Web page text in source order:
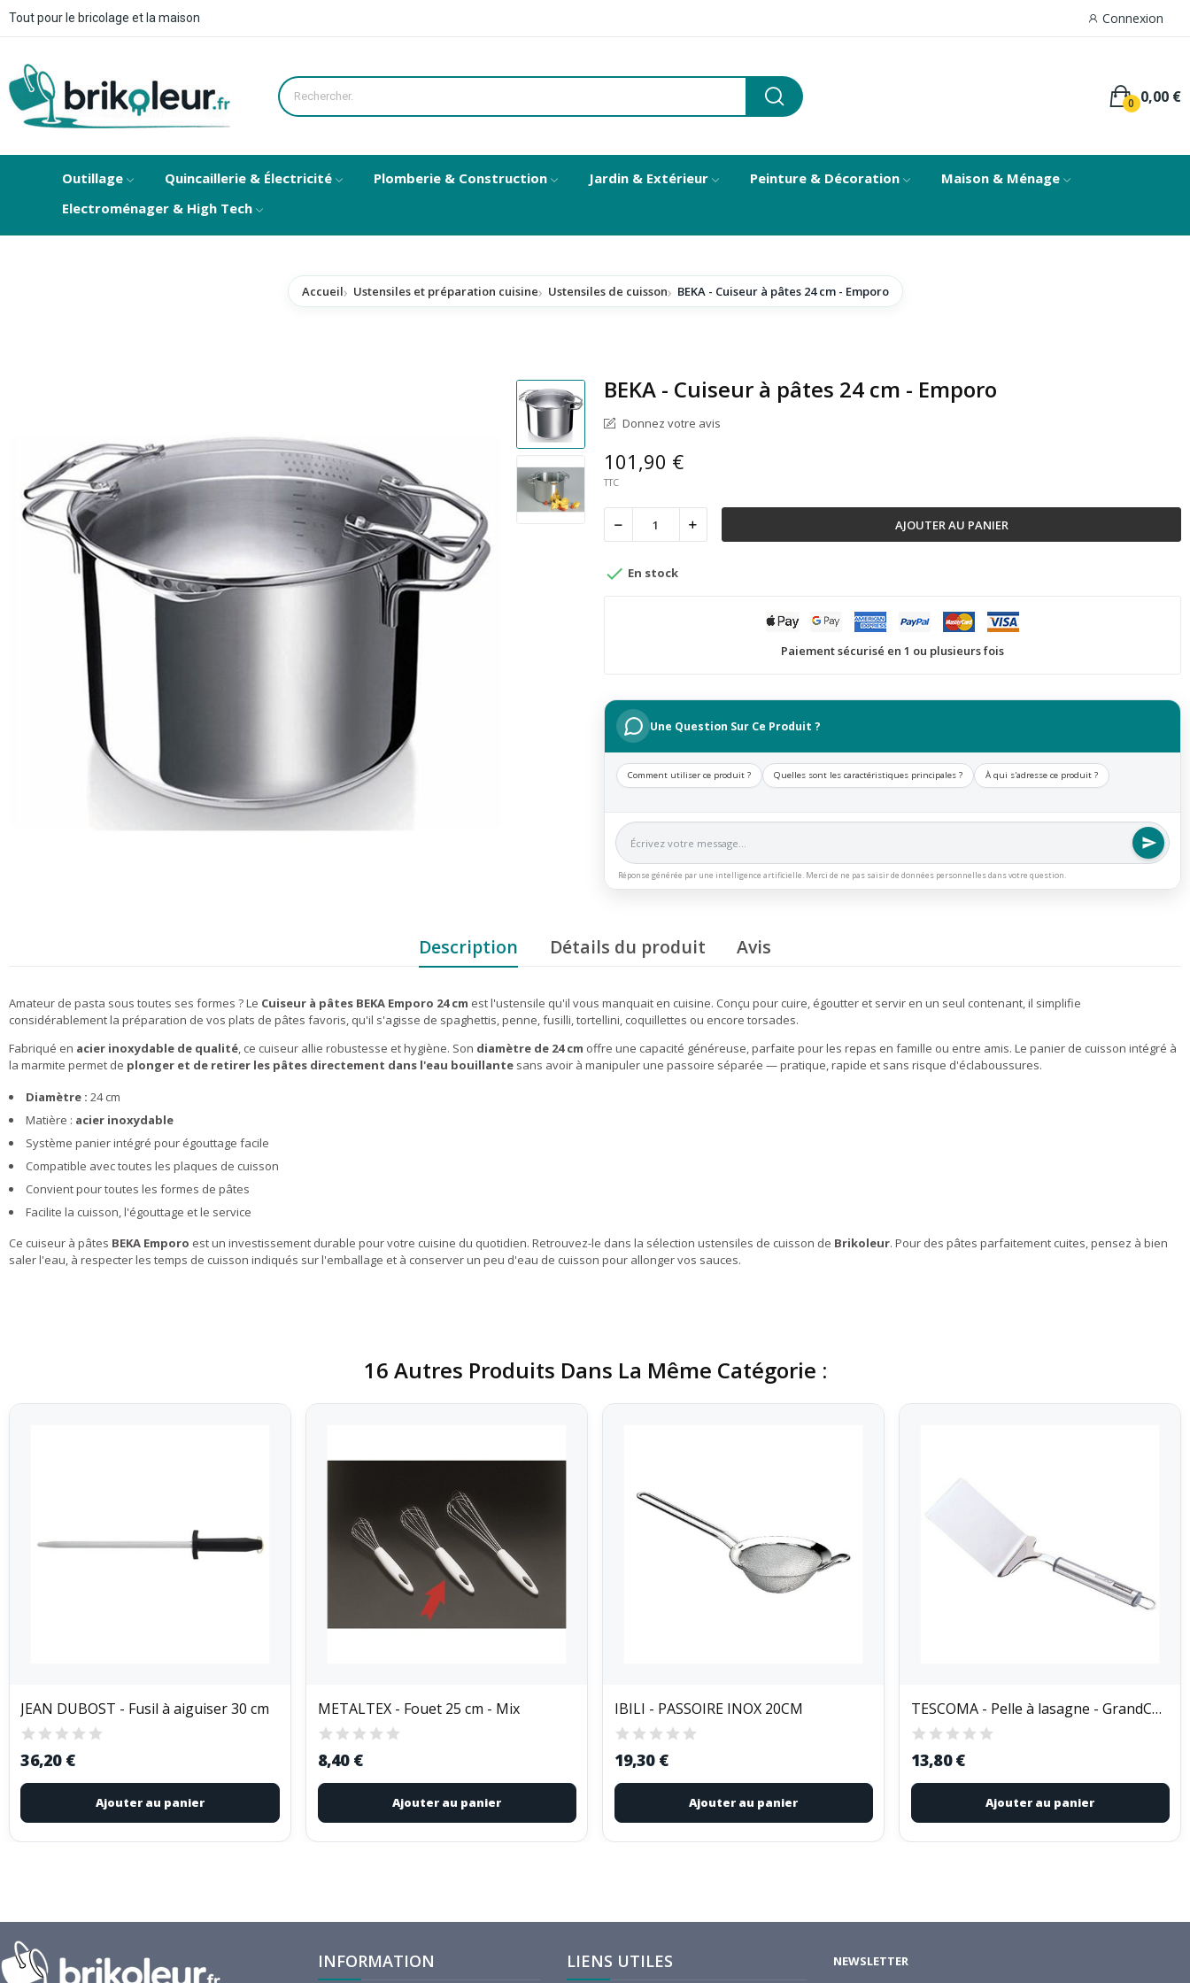
Tout pour le bricolage et la maison Connexion
0,00 €
0
Outillage Quincaillerie & Électricité Plomberie & Construction Jardin & Extérieur Peinture & Décoration
Maison & Ménage
Electroménager & High Tech
Accueil Ustensiles et préparation cuisine Ustensiles de cuisson BEKA - Cuiseur à pâtes 24 cm - Emporo
BEKA - Cuiseur à pâtes 24 cm - Emporo
Donnez votre avis
101,90 €
TTC
AJOUTER AU PANIER
 En stock
Paiement sécurisé en 1 ou plusieurs fois
Une Question Sur Ce Produit ?
Comment utiliser ce produit ? Quelles sont les caractéristiques principales ? À qui s'adresse ce produit ?
Réponse générée par une intelligence artificielle. Merci de ne pas saisir de données personnelles dans votre question.
Description Détails du produit Avis
Amateur de pasta sous toutes ses formes ? Le Cuiseur à pâtes BEKA Emporo 24 cm est l'ustensile qu'il vous manquait en cuisine. Conçu pour cuire, égoutter et servir en un seul contenant, il simplifie
considérablement la préparation de vos plats de pâtes favoris, qu'il s'agisse de spaghettis, penne, fusilli, tortellini, coquillettes ou encore torsades.
Fabriqué en acier inoxydable de qualité, ce cuiseur allie robustesse et hygiène. Son diamètre de 24 cm offre une capacité généreuse, parfaite pour les repas en famille ou entre amis. Le panier de cuisson intégré à
la marmite permet de plonger et de retirer les pâtes directement dans l'eau bouillante sans avoir à manipuler une passoire séparée — pratique, rapide et sans risque d'éclaboussures.
Diamètre : 24 cm
Matière : acier inoxydable
Système panier intégré pour égouttage facile
Compatible avec toutes les plaques de cuisson
Convient pour toutes les formes de pâtes
Facilite la cuisson, l'égouttage et le service
Ce cuiseur à pâtes BEKA Emporo est un investissement durable pour votre cuisine du quotidien. Retrouvez-le dans la sélection ustensiles de cuisson de Brikoleur. Pour des pâtes parfaitement cuites, pensez à bien
saler l'eau, à respecter les temps de cuisson indiqués sur l'emballage et à conserver un peu d'eau de cuisson pour allonger vos sauces.
16 Autres Produits Dans La Même Catégorie :
JEAN DUBOST - Fusil à aiguiser 30 cm
36,20 €
Ajouter au panier
METALTEX - Fouet 25 cm - Mix
8,40 €
Ajouter au panier
IBILI - PASSOIRE INOX 20CM
19,30 €
Ajouter au panier
TESCOMA - Pelle à lasagne - GrandChef
13,80 €
Ajouter au panier
INFORMATION LIENS UTILES NEWSLETTER